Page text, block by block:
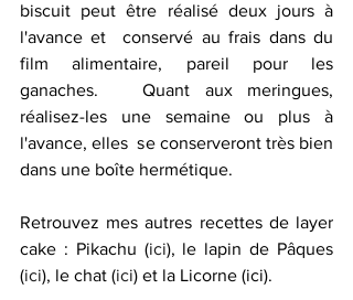
biscuit peut être réalisé deux jours à
l'avance et  conservé au frais dans du
film alimentaire, pareil pour les
ganaches.   Quant aux meringues,
réalisez-les une semaine ou plus à
l'avance, elles  se conserveront très bien
dans une boîte hermétique.
Retrouvez mes autres recettes de layer
cake : Pikachu (ici), le lapin de Pâques
(ici), le chat (ici) et la Licorne (ici).